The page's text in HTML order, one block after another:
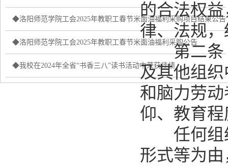
◆洛阳师范学院工会2025年教职工春节米面油福利采购项目结果公告
◆洛阳师范学院工会2025年教职工春节米面油福利采购公告
◆我校在2024年全省“书香三八”读书活动中荣获佳绩
的合法权
律、法规
第二条 在
及其他组
和脑力劳
仰、教育
任何组织
形式等为